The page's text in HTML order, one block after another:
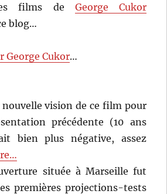
films de George Cukor
blog…
George Cukor…
nouvelle vision de ce film pour
précédente (10 ans
bien plus négative, assez
située à Marseille fut
premières projections-tests